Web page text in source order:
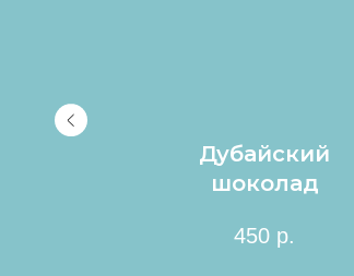
Дубайский
шоколад
450 р.